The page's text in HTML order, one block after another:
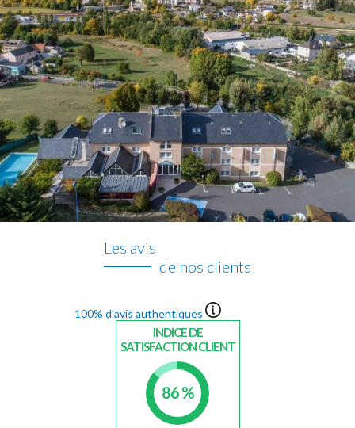
Les avis
de nos clients
100% d'avis authentiques
INDICE DE
SATISFACTION CLIENT
86 %